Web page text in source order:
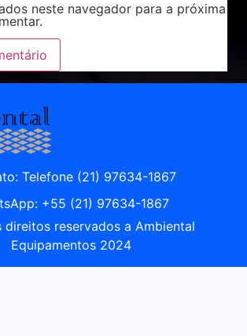
neste navegador para a próxima
Telefone (21) 97634-1867
+55 (21) 97634-1867
direitos reservados a Ambiental
Equipamentos 2024